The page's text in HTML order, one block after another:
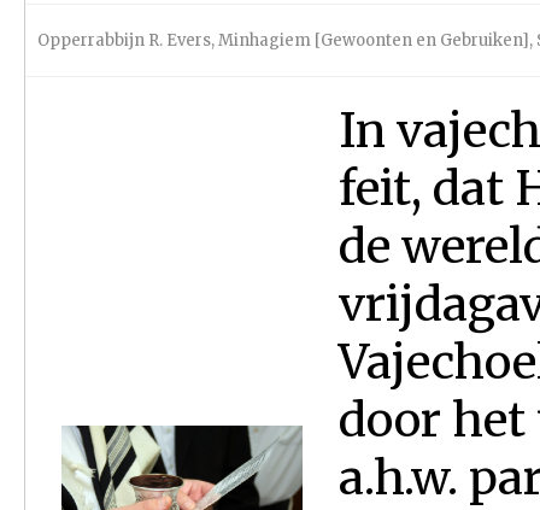
Opperrabbijn R. Evers,Minhagiem [Gewoonten en Gebruiken],
In
feit, dat
de
door het
a.h.w.